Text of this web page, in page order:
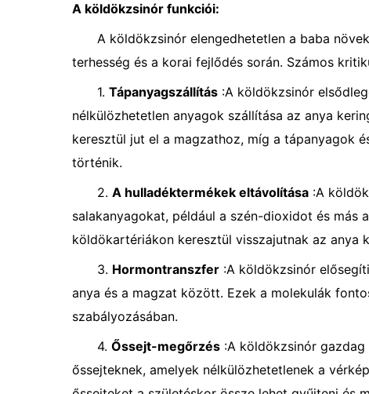
A köldökzsinór funkciói:
A köldökzsinór elengedhetetlen a baba
terhesség és a korai fejlődés során. Számos
1. Tápanyagszállítás :A köldökzsinór
nélkülözhetetlen anyagok szállítása az anya
keresztül jut el a magzathoz, míg a tápanyagok
történik.
2. A hulladéktermékek eltávolítása :A
salakanyagokat, például a szén-dioxidot és más
köldökartériákon keresztül visszajutnak az anya
3. Hormontranszfer :A köldökzsinór
anya és a magzat között. Ezek a molekulák
szabályozásában.
4. Őssejt-megőrzés :A köldökzsinór
őssejteknek, amelyek nélkülözhetetlenek a